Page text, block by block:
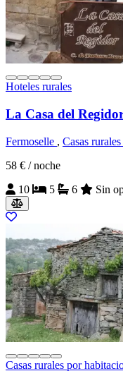
Hoteles rurales
La Casa del
Fermoselle , Casas
58 € / noche
10
5 6 Sin
Casas rurales por